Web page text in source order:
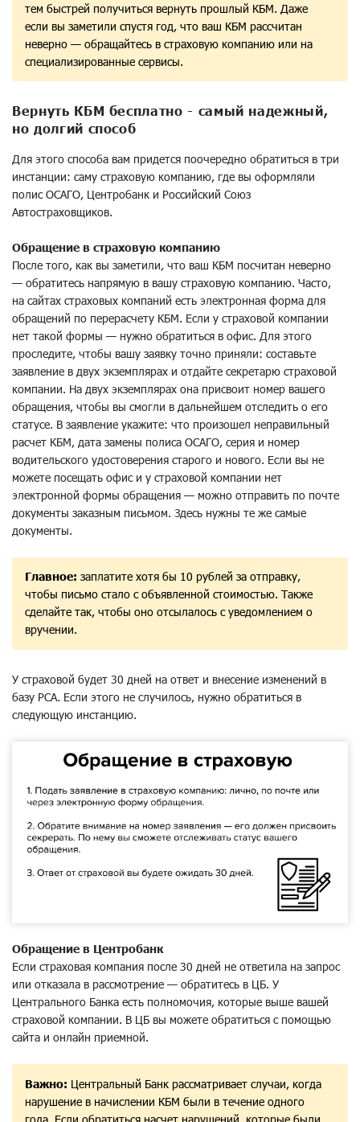
тем быстрей получиться вернуть прошлый КБМ. Даже
если вы заметили спустя год, что ваш КБМ рассчитан
неверно — обращайтесь в страховую компанию или на
специализированные сервисы.
Вернуть КБМ бесплатно - самый надежный,
но долгий способ
Для этого способа вам придется поочередно обратиться в три
инстанции: саму страховую компанию, где вы оформляли
полис ОСАГО, Центробанк и Российский Союз
Автостраховщиков.
Обращение в страховую компанию
После того, как вы заметили, что ваш КБМ посчитан неверно
— обратитесь напрямую в вашу страховую компанию. Часто,
на сайтах страховых компаний есть электронная форма для
обращений по перерасчету КБМ. Если у страховой компании
нет такой формы — нужно обратиться в офис. Для этого
проследите, чтобы вашу заявку точно приняли: составьте
заявление в двух экземплярах и отдайте секретарю страховой
компании. На двух экземплярах она присвоит номер вашего
обращения, чтобы вы смогли в дальнейшем отследить о его
статусе. В заявление укажите: что произошел неправильный
расчет КБМ, дата замены полиса ОСАГО, серия и номер
водительского удостоверения старого и нового. Если вы не
можете посещать офис и у страховой компании нет
электронной формы обращения — можно отправить по почте
документы заказным письмом. Здесь нужны те же самые
документы.
Главное: заплатите хотя бы 10 рублей за отправку,
чтобы письмо стало с объявленной стоимостью. Также
сделайте так, чтобы оно отсылалось с уведомлением о
вручении.
У страховой будет 30 дней на ответ и внесение изменений в
базу РСА. Если этого не случилось, нужно обратиться в
следующую инстанцию.
Обращение в Центробанк
Если страховая компания после 30 дней не ответила на запрос
или отказала в рассмотрение — обратитесь в ЦБ. У
Центрального Банка есть полномочия, которые выше вашей
страховой компании. В ЦБ вы можете обратиться с помощью
сайта и онлайн приемной.
Важно: Центральный Банк рассматривает случаи, когда
нарушение в начислении КБМ были в течение одного
года. Если обратиться насчет нарушений, которые были